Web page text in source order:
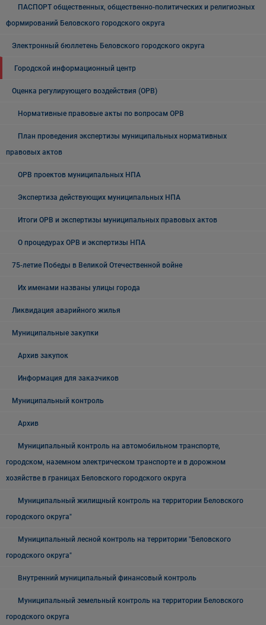
ПАСПОРТ общественных, общественно-политических и религиозных
формирований Беловского городского округа
Электронный бюллетень Беловского городского округа
Городской информационный центр
Оценка регулирующего воздействия (ОРВ)
Нормативные правовые акты по вопросам ОРВ
План проведения экспертизы муниципальных нормативных
правовых актов
ОРВ проектов муниципальных НПА
Экспертиза действующих муниципальных НПА
Итоги ОРВ и экспертизы муниципальных правовых актов
О процедурах ОРВ и экспертизы НПА
75-летие Победы в Великой Отечественной войне
Их именами названы улицы города
Ликвидация аварийного жилья
Муниципальные закупки
Архив закупок
Информация для заказчиков
Муниципальный контроль
Архив
Муниципальный контроль на автомобильном транспорте,
городском, наземном электрическом транспорте и в дорожном
хозяйстве в границах Беловского городского округа
Муниципальный жилищный контроль на территории Беловского
городского округа"
Муниципальный лесной контроль на территории "Беловского
городского округа"
Внутренний муниципальный финансовый контроль
Муниципальный земельный контроль на территории Беловского
городского округа